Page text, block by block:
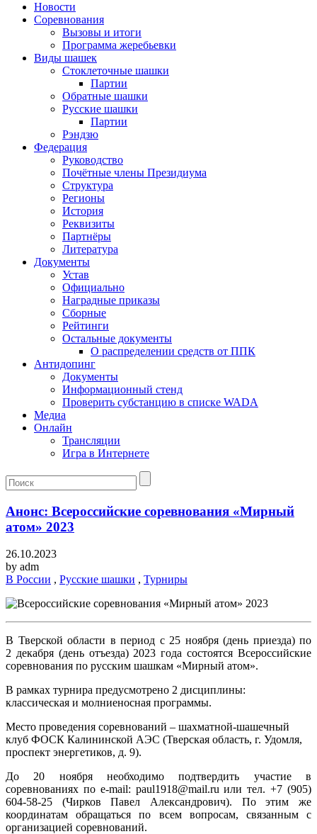
Новости
Соревнования
Вызовы и итоги
Программа жеребьевки
Виды шашек
Стоклеточные шашки
Партии
Обратные шашки
Русские шашки
Партии
Рэндзю
Федерация
Руководство
Почётные члены Президиума
Структура
Регионы
История
Реквизиты
Партнёры
Литература
Документы
Устав
Официально
Наградные приказы
Сборные
Рейтинги
Остальные документы
О распределении средств от ППК
Антидопинг
Документы
Информационный стенд
Проверить субстанцию в списке WADA
Медиа
Онлайн
Трансляции
Игра в Интернете
Анонс: Всероссийские соревнования «Мирный
атом» 2023
26.10.2023
by adm
В России , Русские шашки , Турниры
В Тверской области в период с 25 ноября (день приезда) по
2 декабря (день отъезда) 2023 года состоятся Всероссийские
соревнования по русским шашкам «Мирный атом».
В рамках турнира предусмотрено 2 дисциплины:
классическая и молниеносная программы.
Место проведения соревнований – шахматной-шашечный
клуб ФОСК Калининской АЭС (Тверская область, г. Удомля,
проспект энергетиков, д. 9).
До 20 ноября необходимо подтвердить участие в
соревнованиях по e-mail: paul1918@mail.ru или тел. +7 (905)
604-58-25 (Чирков Павел Александрович). По этим же
координатам обращаться по всем вопросам, связанным с
организацией соревнований.